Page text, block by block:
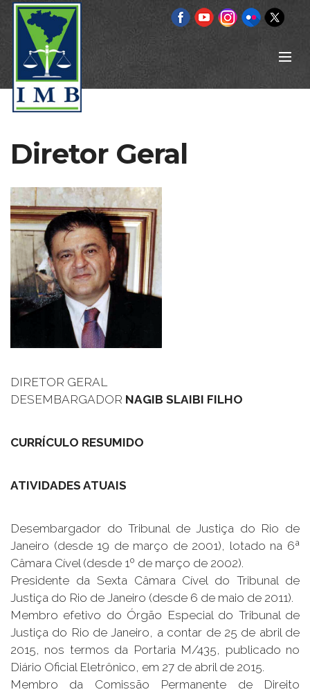
Diretor Geral
DIRETOR GERAL
DESEMBARGADOR NAGIB SLAIBI FILHO
CURRÍCULO RESUMIDO
ATIVIDADES ATUAIS
Desembargador do Tribunal de Justiça do Rio de
Janeiro (desde 19 de março de 2001), lotado na 6ª
Câmara Cível (desde 1º de março de 2002).
Presidente da Sexta Câmara Cível do Tribunal de
Justiça do Rio de Janeiro (desde 6 de maio de 2011).
Membro efetivo do Órgão Especial do Tribunal de
Justiça do Rio de Janeiro, a contar de 25 de abril de
2015, nos termos da Portaria M/435, publicado no
Diário Oficial Eletrônico, em 27 de abril de 2015.
Membro da Comissão Permanente de Direito